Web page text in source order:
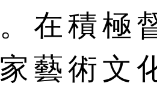
在積極
藝術文